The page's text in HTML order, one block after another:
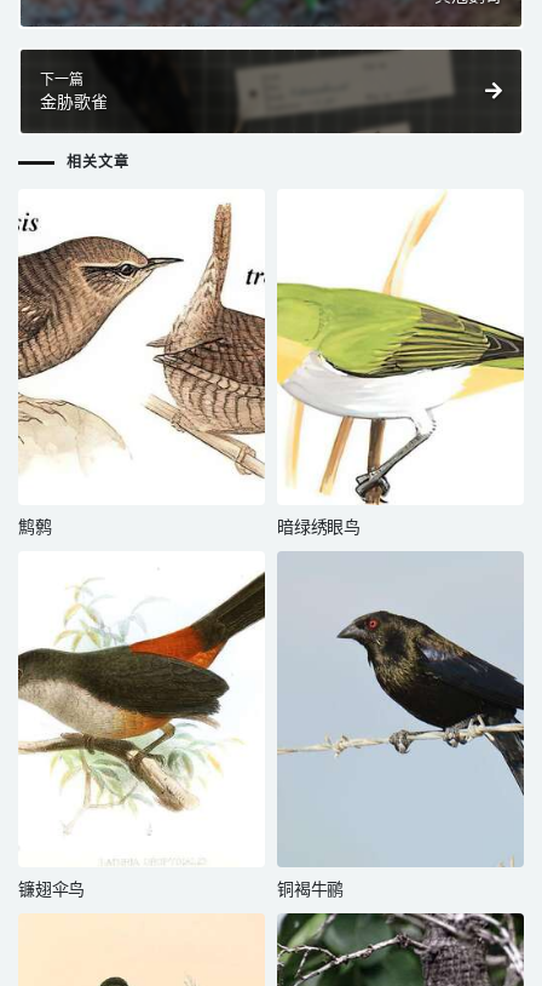
下一篇
金胁歌雀
相关文章
鹪鹩 暗绿绣眼鸟
镰翅伞鸟 铜褐牛鹂